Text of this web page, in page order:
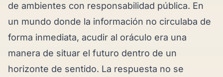
de ambientes con responsabilidad pública. En
un mundo donde la información no circulaba de
forma inmediata, acudir al oráculo era una
manera de situar el futuro dentro de un
horizonte de sentido. La respuesta no se